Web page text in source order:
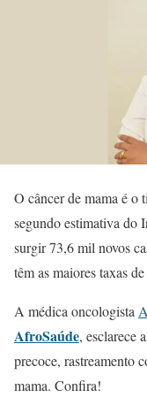
O câncer de mama é o
segundo estimativa do
surgir 73,6 mil novos
têm as maiores taxas
A médica oncologista
AfroSaúde, esclarece
precoce, rastreamento
mama. Confira!